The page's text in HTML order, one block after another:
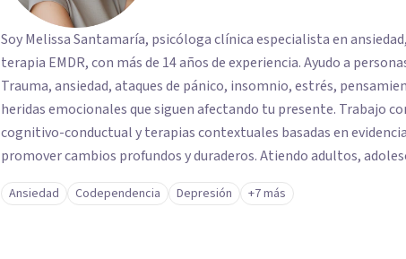
Soy Melissa Santamaría, psicóloga clínica especialista en
terapia EMDR, con más de 14 años de experiencia. Ayudo a
Trauma, ansiedad, ataques de pánico, insomnio, estrés,
heridas emocionales que siguen afectando tu presente. Trabajo
cognitivo-conductual y terapias contextuales basadas en
promover cambios profundos y duraderos. Atiendo adultos,
familias de forma presencial en Medellín y online, en un espacio
profesional.
Ansiedad Codependencia Depresión +7 más